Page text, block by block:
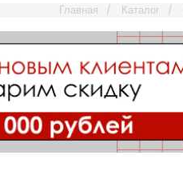
Главная Каталог